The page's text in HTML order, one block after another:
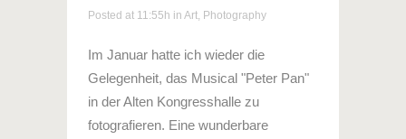
Posted at 11:55h in Art, Photography
Im Januar hatte ich wieder die
Gelegenheit, das Musical "Peter Pan"
in der Alten Kongresshalle zu
fotografieren. Eine wunderbare